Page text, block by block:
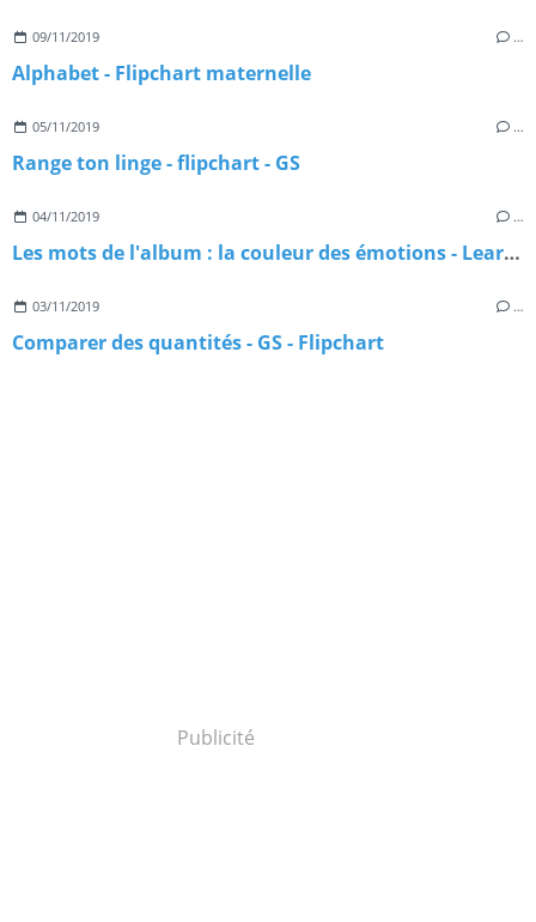
09/11/2019 …
Alphabet - Flipchart maternelle
05/11/2019 …
Range ton linge - flipchart - GS
04/11/2019 …
Les mots de l'album : la couleur des émotions - Learningapps
03/11/2019 …
Comparer des quantités - GS - Flipchart
Publicité